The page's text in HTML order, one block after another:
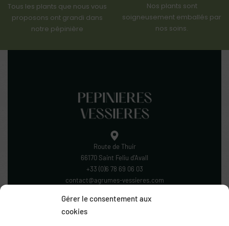
Gérer le consentement aux
cookies
Tous les plants que nous vous
proposons ont grandi dans
notre pépinière
Nos plants sont
soigneusement emballés par
nos soins.
Route de Thuir
66170 Saint Feliu d’Avall
+33 (0)6 78 69 06 03
contact@agrumes-vessieres.com